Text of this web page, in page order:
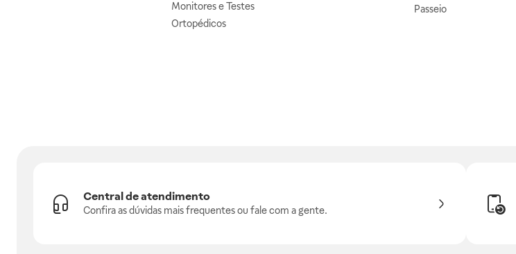
Monitores e Testes
Ortopédicos
Passeio
Central de atendimento
Confira as dúvidas mais frequentes ou fale com a gente.